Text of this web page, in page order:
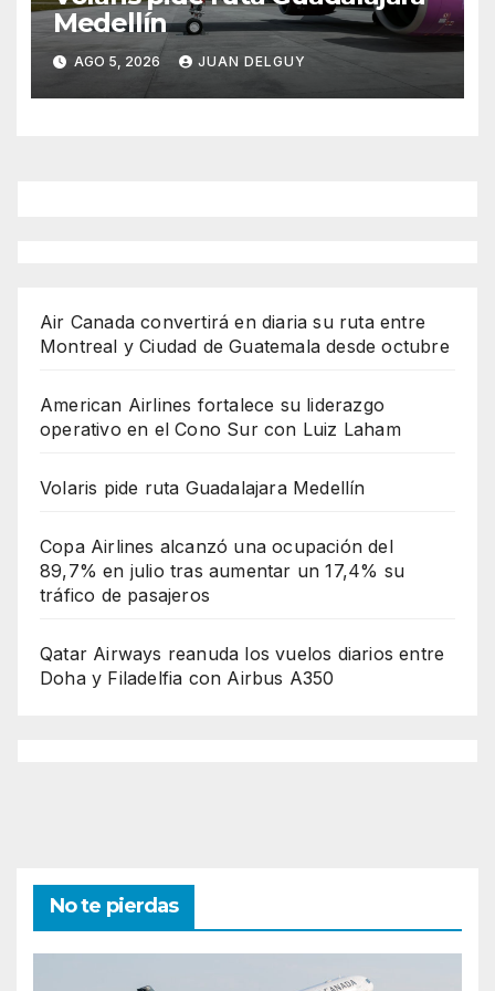
Medellín
AGO 5, 2026 JUAN DELGUY
Air Canada convertirá en diaria su ruta entre
Montreal y Ciudad de Guatemala desde octubre
American Airlines fortalece su liderazgo
operativo en el Cono Sur con Luiz Laham
Volaris pide ruta Guadalajara Medellín
Copa Airlines alcanzó una ocupación del
89,7% en julio tras aumentar un 17,4% su
tráfico de pasajeros
Qatar Airways reanuda los vuelos diarios entre
Doha y Filadelfia con Airbus A350
No te pierdas